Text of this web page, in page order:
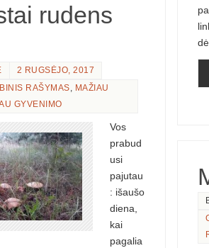
rudens
2 RUGSĖJO, 2017
RAŠYMAS, MAŽIAU
GYVENIMO
Vos
prabud
usi
pajutau
: išaušo
diena,
kai
pagalia